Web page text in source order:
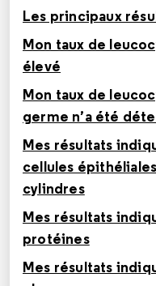
Les principaux
Mon taux de
élevé
Mon taux de
germe n’a été
Mes résultats
cellules
cylindres
Mes résultats
protéines
Mes résultats